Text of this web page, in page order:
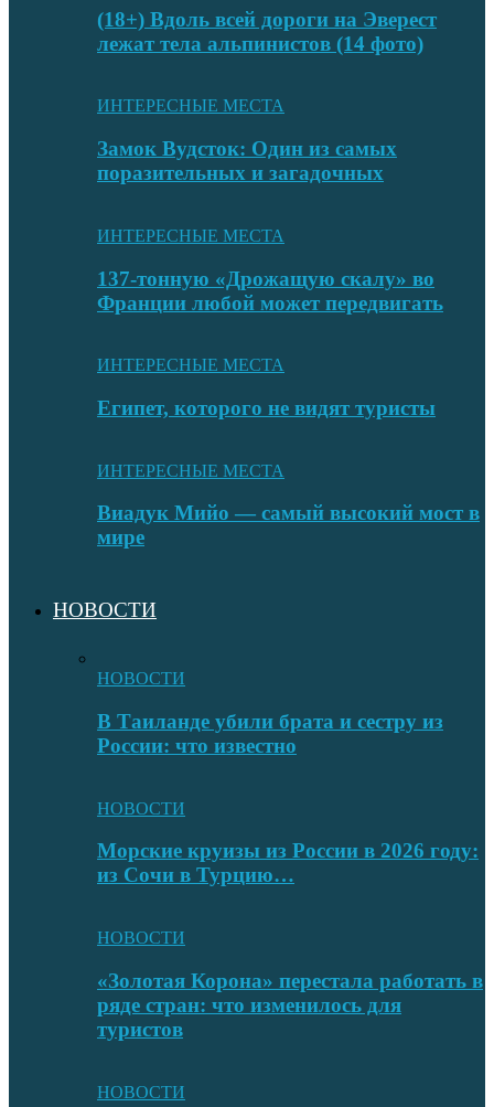
(18+) Вдоль всей дороги на Эверест
лежат тела альпинистов (14 фото)
ИНТЕРЕСНЫЕ МЕСТА
Замок Вудсток: Один из самых
поразительных и загадочных
ИНТЕРЕСНЫЕ МЕСТА
137-тонную «Дрожащую скалу» во
Франции любой может передвигать
ИНТЕРЕСНЫЕ МЕСТА
Египет, которого не видят туристы
ИНТЕРЕСНЫЕ МЕСТА
Виадук Мийо — самый высокий мост в
мире
НОВОСТИ
НОВОСТИ
В Таиланде убили брата и сестру из
России: что известно
НОВОСТИ
Морские круизы из России в 2026 году:
из Сочи в Турцию…
НОВОСТИ
«Золотая Корона» перестала работать в
ряде стран: что изменилось для
туристов
НОВОСТИ